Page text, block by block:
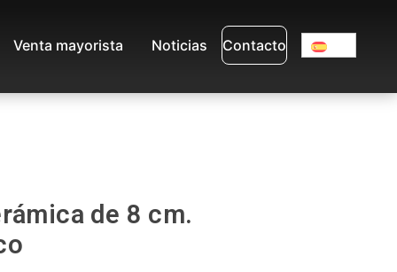
Venta mayorista Noticias Contacto
de 8 cm.